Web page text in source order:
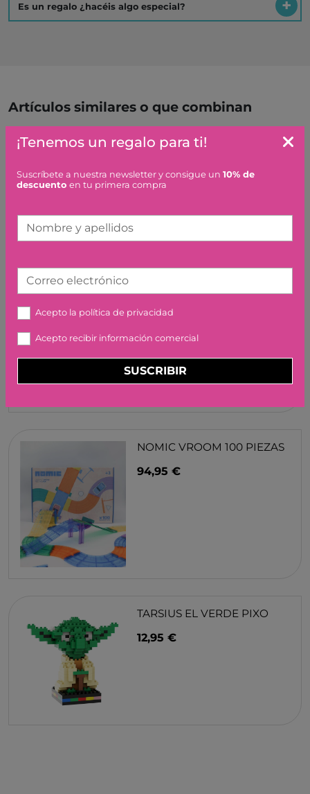
Es un regalo ¿hacéis algo especial?
Artículos similares o que combinan
PUZZLE SILUETA
DJECO
DORMIR ES AVORRIT,
GEORGIE BIRKETT
15,95 €
NOMIC VROOM 100 PIEZAS
94,95 €
TARSIUS EL VERDE PIXO
12,95 €
¡Tenemos un regalo para ti!
Suscríbete a nuestra newsletter y consigue un 10% de
descuento en tu primera compra
Nombre y apellidos
Correo electrónico
Acepto la política de privacidad
Acepto recibir información comercial
SUSCRIBIR